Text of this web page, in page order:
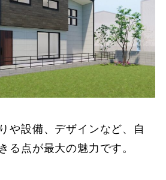
や設備、デザインなど、自
る点が最大の魅力です。